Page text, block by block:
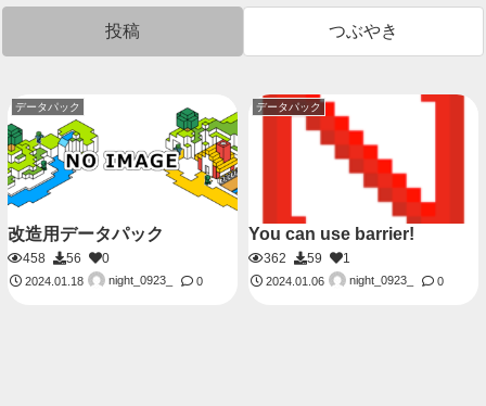
投稿 つぶやき
データパック
改造用データパック
458 56 0
2024.01.18 night_0923_ 0
データパック
You can use barrier!
362 59 1
2024.01.06 night_0923_ 0